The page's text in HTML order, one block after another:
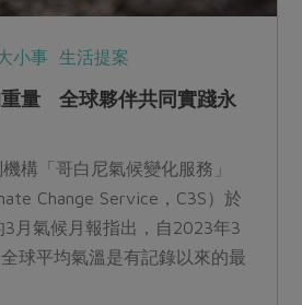
小事 生活提案
量 全球夥伴共同實踐永
構「哥白尼氣候變化服務」
Change Service，C3S）於
月氣候月報指出，自2023年3
球平均氣溫是有記錄以來的最